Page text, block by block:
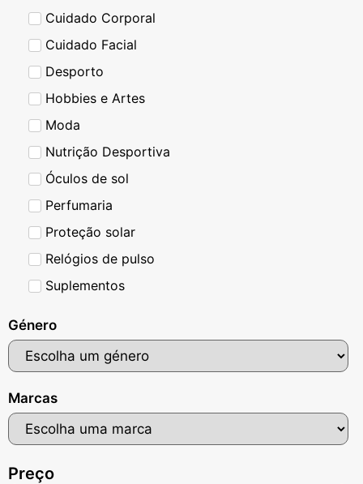
Cuidado Corporal
Cuidado Facial
Desporto
Hobbies e Artes
Moda
Nutrição Desportiva
Óculos de sol
Perfumaria
Proteção solar
Relógios de pulso
Suplementos
Género
Marcas
Preço